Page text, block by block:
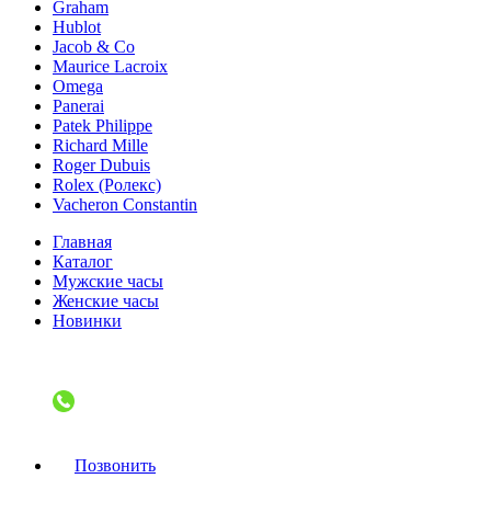
Graham
Hublot
Jacob & Co
Maurice Lacroix
Omega
Panerai
Patek Philippe
Richard Mille
Roger Dubuis
Rolex (Ролекс)
Vacheron Constantin
Главная
Каталог
Мужские часы
Женские часы
Новинки
Позвонить